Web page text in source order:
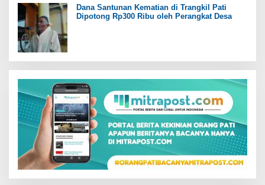
Dana Santunan Kematian di Trangkil Pati
Dipotong Rp300 Ribu oleh Perangkat Desa